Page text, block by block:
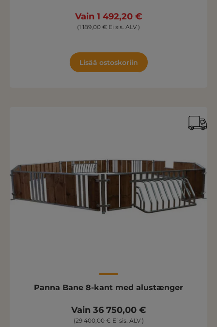
Vain 1 492,20 €
(1 189,00 € Ei sis. ALV )
Lisää ostoskoriin
Panna Bane 8-kant med alustænger
Vain 36 750,00 €
(29 400,00 € Ei sis. ALV )